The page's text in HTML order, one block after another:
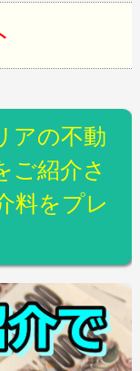
アの不動
ご紹介さ
料をプレ